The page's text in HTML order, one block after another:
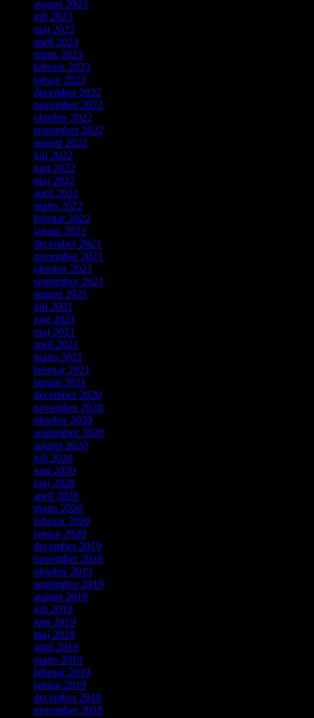
august 2023
juli 2023
maj 2023
april 2023
marts 2023
februar 2023
januar 2023
december 2022
november 2022
oktober 2022
september 2022
august 2022
juli 2022
juni 2022
maj 2022
april 2022
marts 2022
februar 2022
januar 2022
december 2021
november 2021
oktober 2021
september 2021
august 2021
juli 2021
juni 2021
maj 2021
april 2021
marts 2021
februar 2021
januar 2021
december 2020
november 2020
oktober 2020
september 2020
august 2020
juli 2020
juni 2020
maj 2020
april 2020
marts 2020
februar 2020
januar 2020
december 2019
november 2019
oktober 2019
september 2019
august 2019
juli 2019
juni 2019
maj 2019
april 2019
marts 2019
februar 2019
januar 2019
december 2018
november 2018